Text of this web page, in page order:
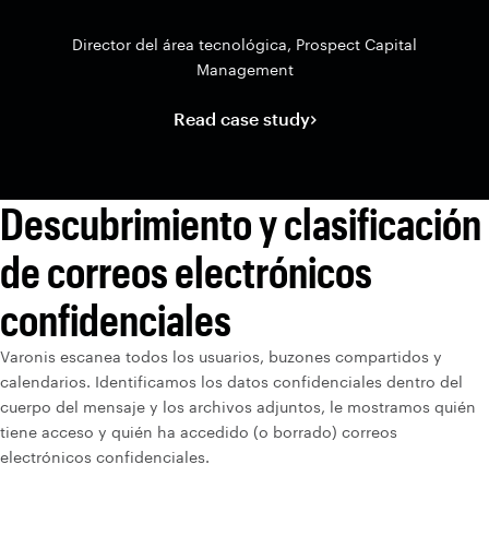
Director del área tecnológica, Prospect Capital
Management
Read case study
Descubrimiento y clasificación
de correos electrónicos
confidenciales
Varonis escanea todos los usuarios, buzones compartidos y
calendarios. Identificamos los datos confidenciales dentro del
cuerpo del mensaje y los archivos adjuntos, le mostramos quién
tiene acceso y quién ha accedido (o borrado) correos
electrónicos confidenciales.